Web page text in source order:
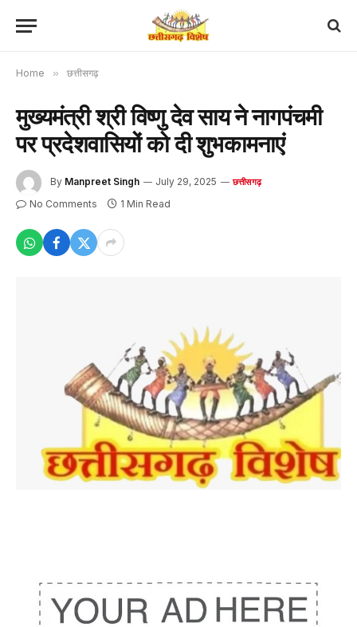
Home » छत्तीसगढ़
मुख्यमंत्री श्री विष्णु देव साय ने नागपंचमी
पर प्रदेशवासियों को दी शुभकामनाएं
By Manpreet Singh July 29, 2025 छत्तीसगढ़
No Comments 1 Min Read